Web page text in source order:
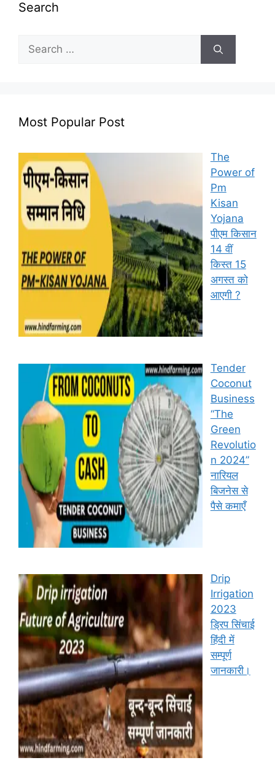
Search
Search
for:
Most Popular Post
The
Power of
Pm
Kisan
Yojana
पीएम किसान
14 वीं
किस्त 15
अगस्त को
आएगी ?
Tender
Coconut
Business
“The
Green
Revolutio
n 2024”
नारियल
बिजनेस से
पैसे कमाएँ
Drip
Irrigation
2023
ड्रिप सिंचाई
हिंदी में
सम्पूर्ण
जानकारी।